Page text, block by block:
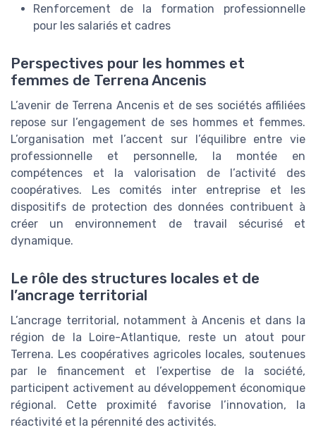
Renforcement de la formation professionnelle
pour les salariés et cadres
Perspectives pour les hommes et
femmes de Terrena Ancenis
L’avenir de Terrena Ancenis et de ses sociétés affiliées
repose sur l’engagement de ses hommes et femmes.
L’organisation met l’accent sur l’équilibre entre vie
professionnelle et personnelle, la montée en
compétences et la valorisation de l’activité des
coopératives. Les comités inter entreprise et les
dispositifs de protection des données contribuent à
créer un environnement de travail sécurisé et
dynamique.
Le rôle des structures locales et de
l’ancrage territorial
L’ancrage territorial, notamment à Ancenis et dans la
région de la Loire-Atlantique, reste un atout pour
Terrena. Les coopératives agricoles locales, soutenues
par le financement et l’expertise de la société,
participent activement au développement économique
régional. Cette proximité favorise l’innovation, la
réactivité et la pérennité des activités.